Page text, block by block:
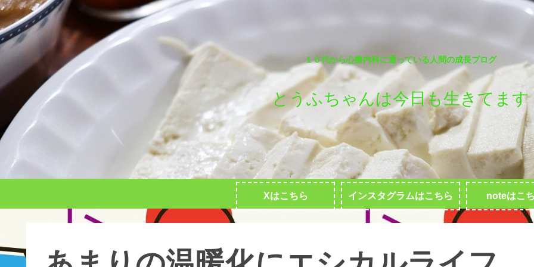
１０代から心療内科に通っている人間の成長ブログ
とうふちゃんは今日も生きてます
Xはこちら インスタグラムはこちら noteはこ